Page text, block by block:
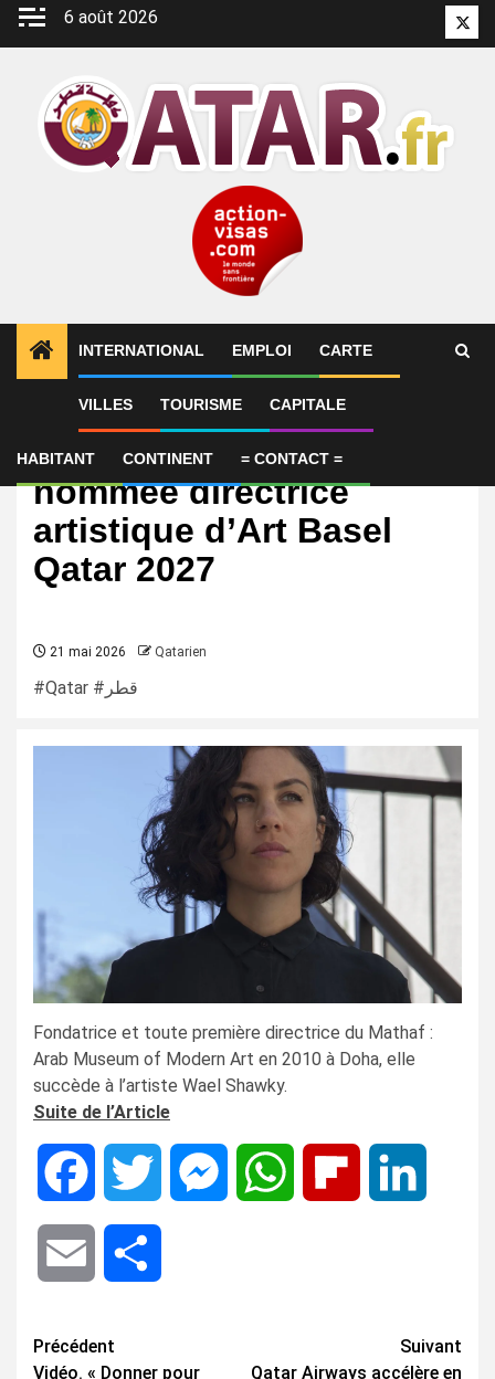
Aller
6 août 2026
INTERNATIONAL EMPLOI CARTE
VILLES TOURISME CAPITALE
HABITANT CONTINENT = CONTACT =
International
Wassan Al-Khudhairi
nommée directrice
artistique d’Art Basel
Qatar 2027
21 mai 2026 Qatarien
#Qatar #قطر
Fondatrice et toute première directrice du Mathaf :
Arab Museum of Modern Art en 2010 à Doha, elle
succède à l’artiste Wael Shawky.
Suite de l’Article
Facebook Twitter MessengerWhatsApp Flipboard
Email
Navigation
Précédent
Vidéo. « Donner pour
Suivant
Qatar Airways accélère en